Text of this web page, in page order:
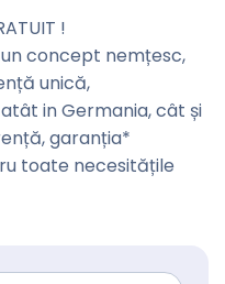
!
concept nemțesc,
unică,
in Germania, cât și
garanția*
toate necesitățile